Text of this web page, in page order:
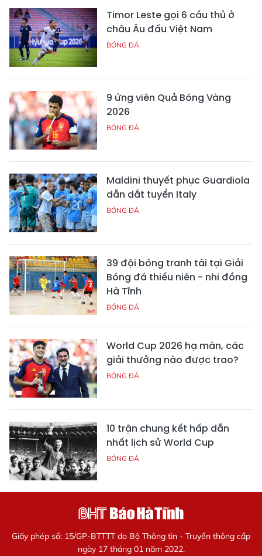
Timor Leste gọi 6 cầu thủ ở
châu Âu đấu Việt Nam
BÓNG ĐÁ
9 ứng viên Quả Bóng Vàng
2026
BÓNG ĐÁ
Maldini thuyết phục Guardiola
dẫn dắt tuyển Italy
BÓNG ĐÁ
39 đội bóng tranh tài tại Giải
Bóng đá thiếu niên - nhi đồng
Hà Tĩnh
BÓNG ĐÁ
World Cup 2026 hạ màn, các
giải thưởng nào được trao?
BÓNG ĐÁ
10 trận chung kết hấp dẫn
nhất lịch sử World Cup
BÓNG ĐÁ
Giấy phép số: 15/GP-BTTTT do Bộ Thông tin - Truyền thông cấp
ngày 17 tháng 01 năm 2022.